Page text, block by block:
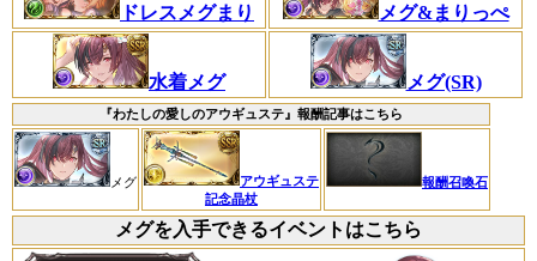
ドレスメグまり メグ&まりっぺ
水着メグ メグ(SR)
『わたしの愛しのアウギュステ』報酬記事はこちら
メグ
アウギュステ
記念晶杖
報酬召喚石
メグを入手できるイベントはこちら